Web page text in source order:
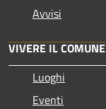
Avvisi
VIVERE IL COMUNE
Luoghi
Eventi